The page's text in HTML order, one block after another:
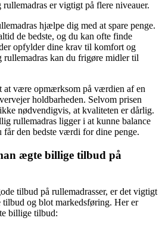
er vigtigt på flere niveauer.
hjælpe dig med at spare penge.
de bedste, og du kan ofte finde
opfylder dine krav til komfort og
kan du frigøre midler til
at være opmærksom på værdien af en
holdbarheden. Selvom prisen
nødvendigvis, at kvaliteten er dårlig.
rullemadras ligger i at kunne balance
får den bedste værdi for dine penge.
ægte billige tilbud på
tilbud på rullemadrasser, er det vigtigt
og blot markedsføring. Her er
billige tilbud: